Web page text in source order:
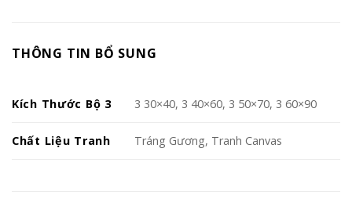
THÔNG TIN BỔ SUNG
Kích Thước Bộ 3 3 30×40, 3 40×60, 3 50×70, 3 60×90
Chất Liệu Tranh Tráng Gương, Tranh Canvas